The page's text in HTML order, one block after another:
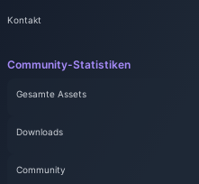
Kontakt
Community-Statistiken
Gesamte Assets
Downloads
Community